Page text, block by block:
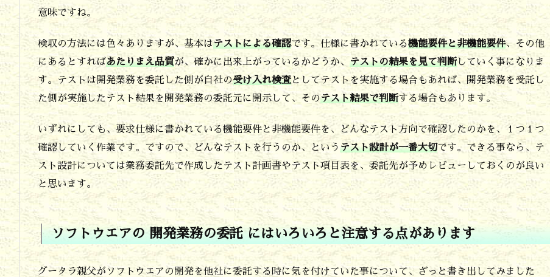
3.
請
負
契
約
と
準
委
任
契
約
と
派
意味ですね。
検収の方法には色々ありますが、基本はテストによる確認です。仕様に書かれている機能要件と非機能要件、その他
にあるとすればあたりまえ品質が、確かに出来上がっているかどうか、 テストの結果を見て判断していく事になりま
す。テストは開発業務を委託した側が自社の受け入れ検査としてテストを実施する場合もあれば、開発業務を受託し
た側が実施したテスト結果を開発業務の委託元に開示して、そのテスト結果で判断する場合もあります。
いずれにしても、要求仕様に書かれている機能要件と非機能要件を、どんなテスト方向で確認したのかを、１つ１つ
確認していく作業です。ですので、どんなテストを行うのか、というテスト設計が一番大切です。できる事なら、テ
スト設計については業務委託先で作成したテスト計画書やテスト項目表を、委託先が予めレビューしておくのが良い
と思います。
ソフトウエアの 開発業務の委託 にはいろいろと注意する点があります
グータラ親父がソフトウエアの開発を他社に委託する時に気を付けていた事について、ざっと書き出してみました